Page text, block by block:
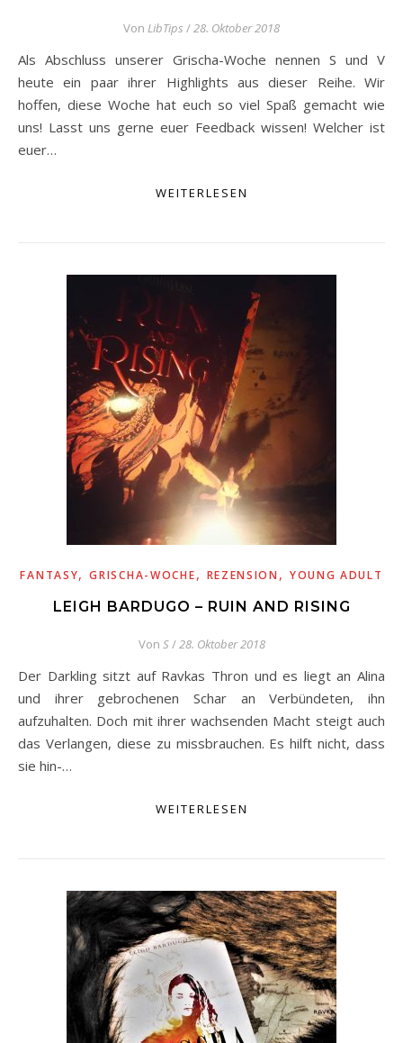
Von LibTips /28. Oktober 2018
Als Abschluss unserer Grischa-Woche nennen S und V
heute ein paar ihrer Highlights aus dieser Reihe. Wir
hoffen, diese Woche hat euch so viel Spaß gemacht wie
uns! Lasst uns gerne euer Feedback wissen! Welcher ist
euer…
WEITERLESEN
FANTASY,GRISCHA-WOCHE, REZENSION , YOUNG ADULT
LEIGH BARDUGO – RUIN AND RISING
Von S/28. Oktober 2018
Der Darkling sitzt auf Ravkas Thron und es liegt an Alina
und ihrer gebrochenen Schar an Verbündeten, ihn
aufzuhalten. Doch mit ihrer wachsenden Macht steigt auch
das Verlangen, diese zu missbrauchen. Es hilft nicht, dass
sie hin-…
WEITERLESEN